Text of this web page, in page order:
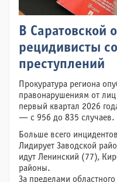
В Саратовской
рецидивисты
преступлений
Прокуратура региона
правонарушениям от
первый квартал 2026
— с 956 до 835 случаев.
Больше всего
Лидирует Заводской
идут Ленинский (77),
районы.
За пределами